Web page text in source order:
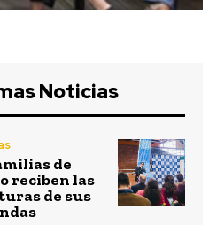
Noticias
de
reciben las
de sus